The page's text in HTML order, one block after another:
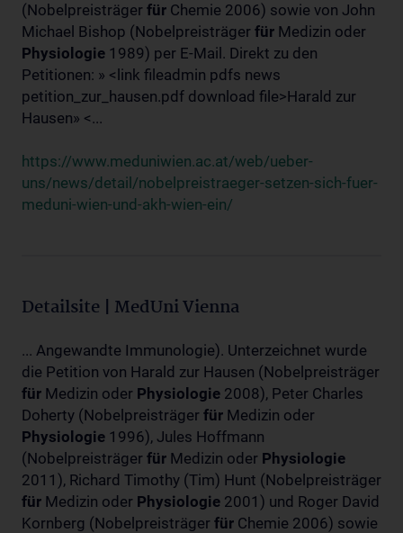
(Nobelpreisträger für Chemie 2006) sowie von John
Michael Bishop (Nobelpreisträger für Medizin oder
Physiologie 1989) per E-Mail. Direkt zu den
Petitionen: » <link fileadmin pdfs news
petition_zur_hausen.pdf download file>Harald zur
Hausen» <...
https://www.meduniwien.ac.at/web/ueber-
uns/news/detail/nobelpreistraeger-setzen-sich-fuer-
meduni-wien-und-akh-wien-ein/
Detailsite | MedUni Vienna
... Angewandte Immunologie). Unterzeichnet wurde
die Petition von Harald zur Hausen (Nobelpreisträger
für Medizin oder Physiologie 2008), Peter Charles
Doherty (Nobelpreisträger für Medizin oder
Physiologie 1996), Jules Hoffmann
(Nobelpreisträger für Medizin oder Physiologie
2011), Richard Timothy (Tim) Hunt (Nobelpreisträger
für Medizin oder Physiologie 2001) und Roger David
Kornberg (Nobelpreisträger für Chemie 2006) sowie